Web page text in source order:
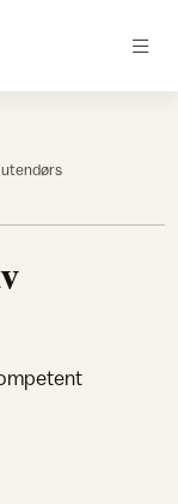
utendørs